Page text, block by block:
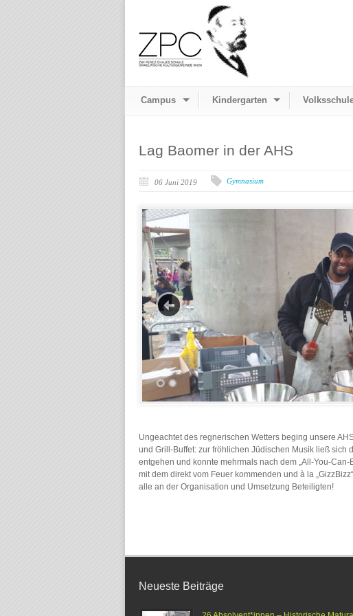
Campus Kindergarten
Lag Baomer in der AHS
06 Juni 2019 Gymnasium
Ungeachtet des regnerischen Wetters beging unsere
und Grill-Buffet: zur fröhlichen Jüdischen Musik ließ sich
entgehen und konnte mehrmals nach dem „All-You-
mit dem direkt vom Feuer kommenden und à la
alle an der Organisation und Umsetzung Beteiligten!
Neueste Beiträge